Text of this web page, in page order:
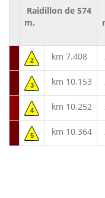
Raidillon de 574
m.
2 km 7.408
3 km 10.153
4 km 10.252
5 km 10.364